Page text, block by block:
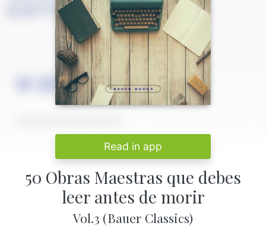
Read in app
50 Obras Maestras que debes
leer antes de morir
Vol.3 (Bauer Classics)